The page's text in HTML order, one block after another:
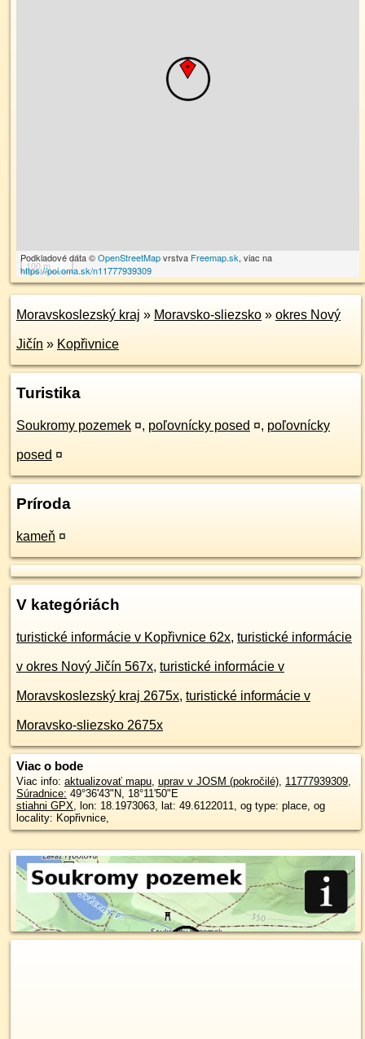
100 m
Podkladové dáta ©OpenStreetMapvrstva Freemap.sk, viac na
https://poi.oma.sk/n11777939309
Moravskoslezský kraj » Moravsko-sliezsko » okres Nový
Jičín » Kopřivnice
Turistika
Soukromy pozemek ¤, poľovnícky posed ¤, poľovnícky
posed ¤
Príroda
kameň ¤
V kategóriách
turistické informácie v Kopřivnice 62x, turistické informácie
v okres Nový Jičín 567x, turistické informácie v
Moravskoslezský kraj 2675x, turistické informácie v
Moravsko-sliezsko 2675x
Viac o bode
Viac info: aktualizovať mapu, uprav v JOSM (pokročilé), 11777939309,
Súradnice: 49°36'43"N, 18°11'50"E
stiahni GPX, lon: 18.1973063, lat: 49.6122011, og type: place, og
locality: Kopřivnice,